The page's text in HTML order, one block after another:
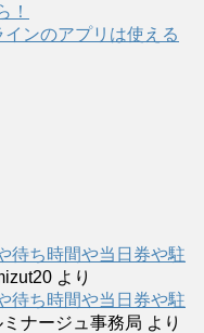
！
ンのアプリは使える
待ち時間や当日券や駐
より
待ち時間や当日券や駐
ミナージュ事務局 より